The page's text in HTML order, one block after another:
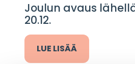
Joulun avaus
20.12.
LUE LISÄÄ